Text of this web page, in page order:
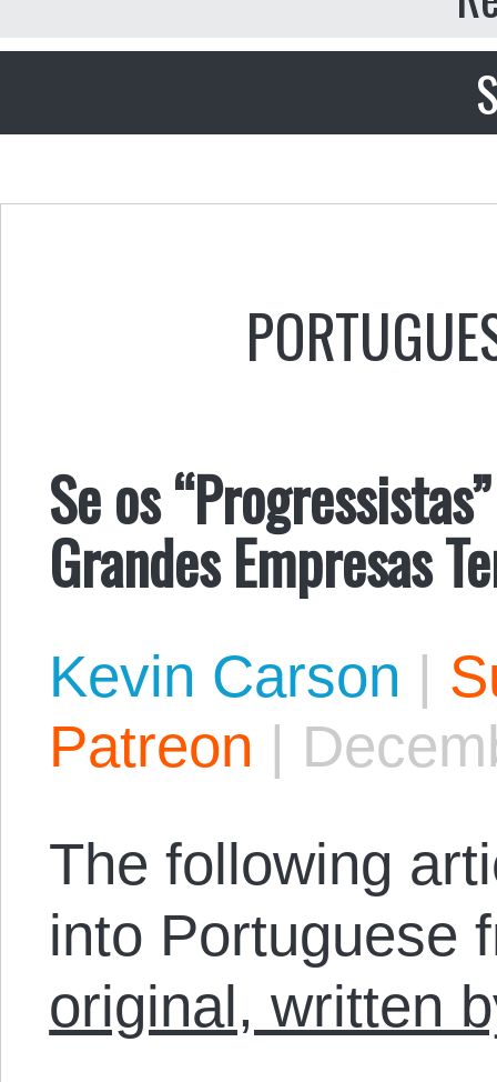
Se os
Grandes Empresas
Kevin Carson |
Patreon |
The following
into Portuguese
original, written